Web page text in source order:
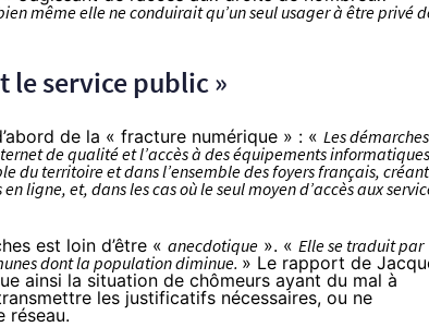
même elle ne conduirait qu’un seul usager à être privé
le service public »
de la « fracture numérique » : « Les démarches
de qualité et l’accès à des équipements
du territoire et dans l’ensemble des foyers français, créant
ligne, et, dans les cas où le seul moyen d’accès aux
est loin d’être « anecdotique ». « Elle se traduit par
dont la population diminue. » Le rapport de
ainsi la situation de chômeurs ayant du mal à
les justificatifs nécessaires, ou ne
réseau.